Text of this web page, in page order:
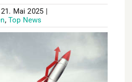
Mai 2025 |
,Top News